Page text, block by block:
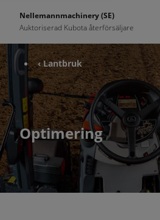
Nellemannmachinery (SE)
Auktoriserad Kubota återförsäljare
‹ Lantbruk
Optimering